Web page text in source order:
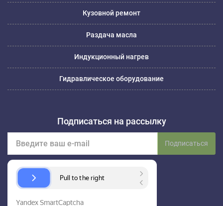
Кузовной ремонт
Раздача масла
Индукционный нагрев
Гидравлическое оборудование
Подписаться на рассылку
Подписаться